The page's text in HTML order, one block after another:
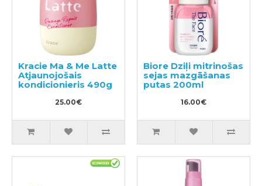
Kracie Ma & Me Latte
Atjaunojošais
kondicionieris 490g
25.00€
Biore Dziļi mitrinošas
sejas mazgāšanas
putas 200ml
16.00€